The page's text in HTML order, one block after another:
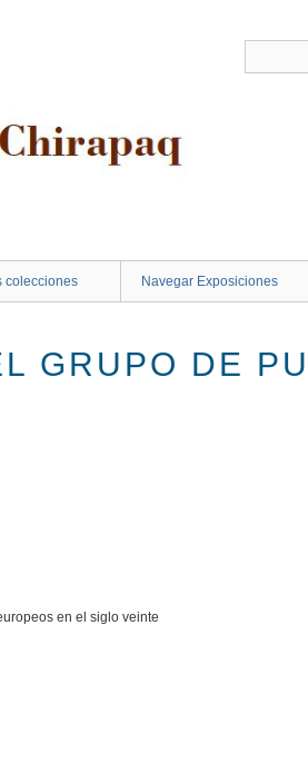
colecciones Navegar Exposiciones
GRUPO DE
en el siglo veinte